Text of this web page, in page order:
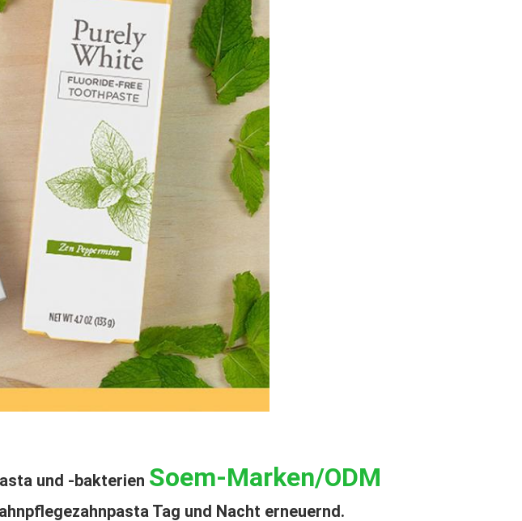
und -bakterien Soem-Marken/ODM
Tag und Nacht erneuernd.